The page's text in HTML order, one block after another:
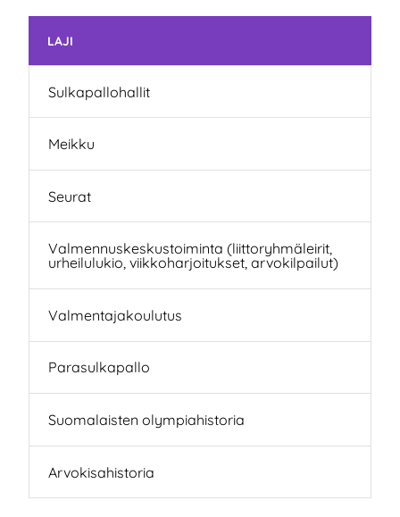
Skip subnavigation
LAJI
Sulkapallohallit
Meikku
Seurat
Valmennuskeskustoiminta (liittoryhmäleirit,
urheilulukio, viikkoharjoitukset, arvokilpailut)
Valmentajakoulutus
Parasulkapallo
Suomalaisten olympiahistoria
Arvokisahistoria